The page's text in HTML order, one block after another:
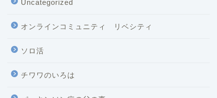
Uncategorized
オンラインコミュニティ リベシティ
ソロ活
チワワのいろは